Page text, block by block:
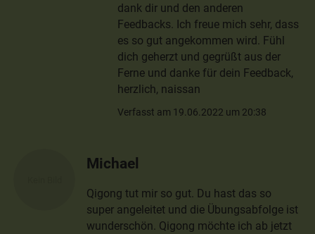
dank dir und den anderen
Feedbacks. Ich freue mich sehr, dass
es so gut angekommen wird. Fühl
dich geherzt und gegrüßt aus der
Ferne und danke für dein Feedback,
herzlich, naissan
Verfasst am 19.06.2022 um 20:38
Michael
Qigong tut mir so gut. Du hast das so
super angeleitet und die Übungsabfolge ist
wunderschön. Qigong möchte ich ab jetzt